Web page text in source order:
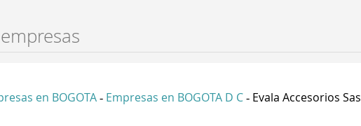
en BOGOTA - Empresas en BOGOTA D C - Evala Accesorios Sas